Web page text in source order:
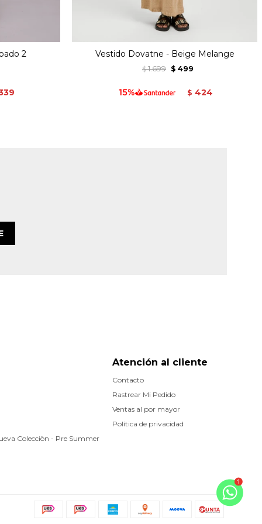
2 Vestido Dovatne - Beige Melange
$ 1.699 $ 499
$ 424
Atención al cliente
Contacto
Rastrear Mi Pedido
Ventas al por mayor
Política de privacidad
Colecciòn - Pre Summer